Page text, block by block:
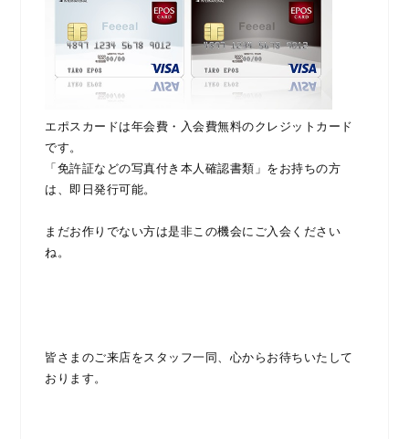
エポスカードは年会費・入会費無料のクレジットカード
です。
「免許証などの写真付き本人確認書類」をお持ちの方
は、即日発行可能。
まだお作りでない方は是非この機会にご入会ください
ね。
皆さまのご来店をスタッフ一同、心からお待ちいたして
おります。